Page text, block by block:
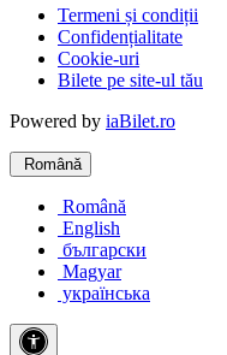
Termeni și condiții
Confidențialitate
Cookie-uri
Bilete pe site-ul tău
Powered by iaBilet.ro
Română
Română
English
български
Magyar
українська